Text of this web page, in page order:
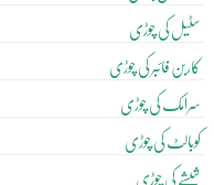
سٹیل کی چوڑی
کاربن فائبر کی چوڑی
سرامک کی چوڑی
کوبالٹ کی چوڑی